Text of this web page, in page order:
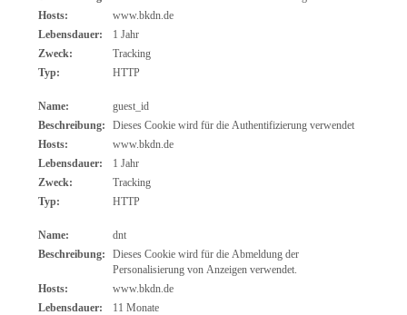
Hosts:
www.bkdn.de
Lebensdauer:
1 Jahr
Zweck:
Tracking
Typ:
HTTP
Name:
guest_id
Beschreibung:
Dieses Cookie wird für die Authentifizierung verwendet
Hosts:
www.bkdn.de
Lebensdauer:
1 Jahr
Zweck:
Tracking
Typ:
HTTP
Name:
dnt
Beschreibung:
Dieses Cookie wird für die Abmeldung der
Personalisierung von Anzeigen verwendet.
Hosts:
www.bkdn.de
Lebensdauer:
11 Monate